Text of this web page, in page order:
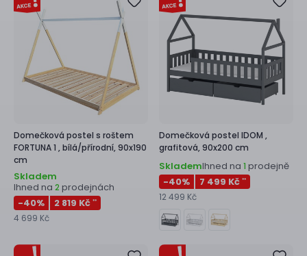
Domečková postel s roštem
FORTUNA 1 ,bílá/přírodní, 90x190
cm
Skladem
Ihned na 2 prodejnách
-40% 2 819 Kč **
4 699 Kč
Domečková postel IDOM ,
grafitová, 90x200 cm
SklademIhned na 1 prodejně
-40% 7 499 Kč **
12 499 Kč